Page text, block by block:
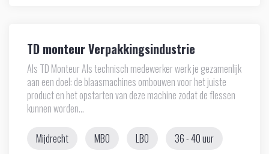
TD monteur Verpakkingsindustrie
Als TD Monteur Als technisch medewerker werk je gezamenlijk
aan een doel: de blaasmachines ombouwen voor het juiste
product en het opstarten van deze machine zodat de flessen
kunnen worden...
Mijdrecht MBO LBO 36 - 40 uur